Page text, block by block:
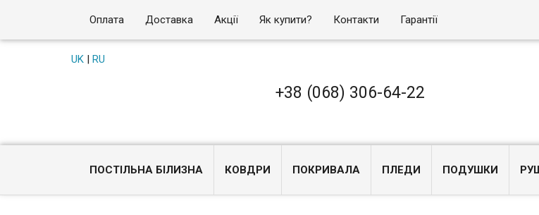
Оплата Доставка Акції Як купити? Контакти Гарантії
UK| RU
+38 (068) 306-64-22
ПОСТІЛЬНА БІЛИЗНА КОВДРИ ПОКРИВАЛА ПЛЕДИ ПОДУШКИ